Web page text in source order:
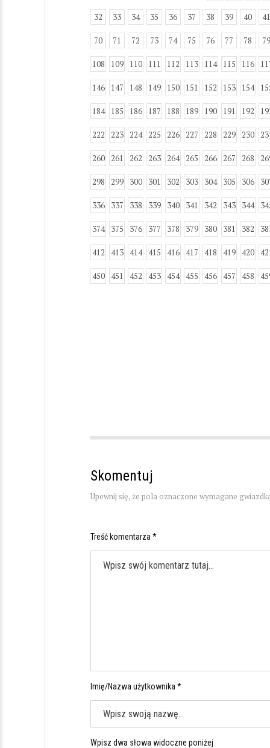
32 33 34 35 36 37 38 39 40 41
70 71 72 73 74 75 76 77 78 79
108 109 110 111 112 113 114 115 116
146 147 148 149 150 151 152 153 154
184 185 186 187 188 189 190 191 192
222 223 224 225 226 227 228 229 230
260 261 262 263 264 265 266 267 268
298 299 300 301 302 303 304 305 306
336 337 338 339 340 341 342 343 344
374 375 376 377 378 379 380 381 382
412 413 414 415 416 417 418 419 420
450 451 452 453 454 455 456 457 458
Skomentuj
Upewnij się, że pola oznaczone wymagane
Treść komentarza *
Imię/Nazwa użytkownika *
Wpisz dwa słowa widoczne poniżej